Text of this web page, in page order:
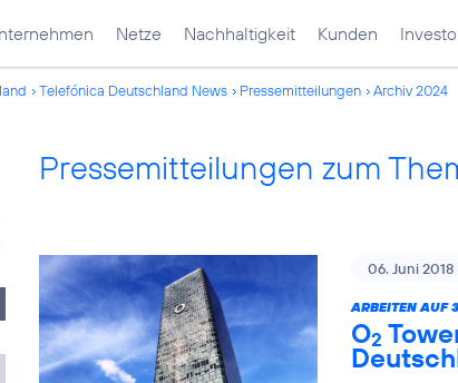
Netze Nachhaltigkeit Kunden
Telefónica Deutschland News Pressemitteilungen Archiv 2024
Pressemitteilungen zum
06. Juni 2018
ARBEITEN AUF
O2